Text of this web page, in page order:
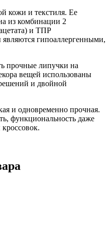
кожи и текстиля. Ее
из комбинации 2
и ТПР
гипоаллергенными,
прочные липучки на
вещей использованы
и двойной
и одновременно прочная.
функциональность даже